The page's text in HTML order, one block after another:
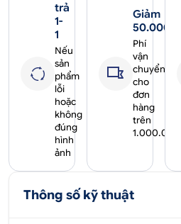
trả
1-
1
Nếu
sản
phẩm
lỗi
hoặc
không
đúng
hình
ảnh
Giảm
50.000₫
Phí
vận
chuyển
cho
đơn
hàng
trên
1.000.000₫
Thông số kỹ thuật